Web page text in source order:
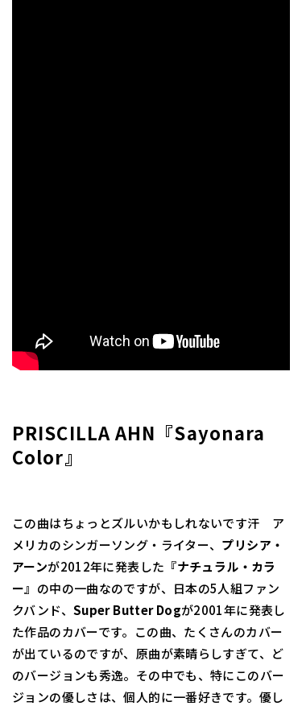
PRISCILLA AHN『Sayonara
Color』
この曲はちょっとズルいかもしれないです汗 ア
メリカのシンガーソング・ライター、 プリシア・
アーンが2012年に発表した 『ナチュラル・カラ
ー』 の中の一曲なのですが、日本の5人組ファン
クバンド、 Super Butter Dogが2001年に発表し
た作品のカバーです。この曲、たくさんのカバー
が出ているのですが、原曲が素晴らしすぎて、ど
のバージョンも秀逸。その中でも、特にこのバー
ジョンの優しさは、個人的に一番好きです。優し